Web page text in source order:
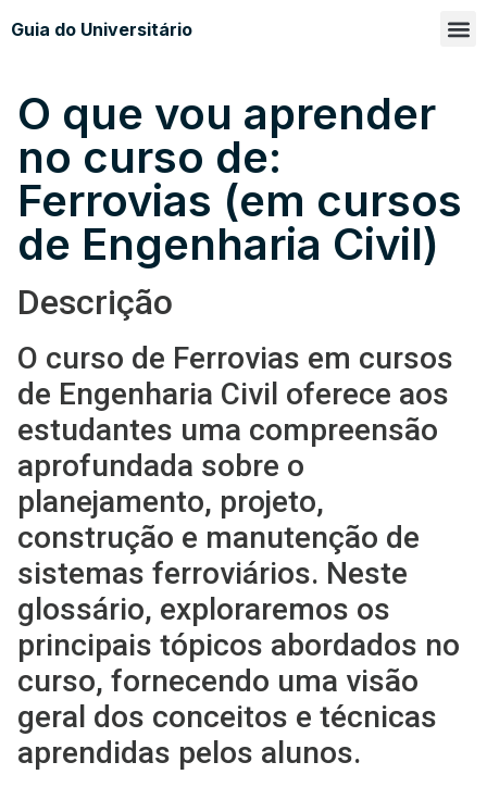
Guia do Universitário
O que vou aprender
no curso de:
Ferrovias (em cursos
de Engenharia Civil)
Descrição
O curso de Ferrovias em cursos
de Engenharia Civil oferece aos
estudantes uma compreensão
aprofundada sobre o
planejamento, projeto,
construção e manutenção de
sistemas ferroviários. Neste
glossário, exploraremos os
principais tópicos abordados no
curso, fornecendo uma visão
geral dos conceitos e técnicas
aprendidas pelos alunos.